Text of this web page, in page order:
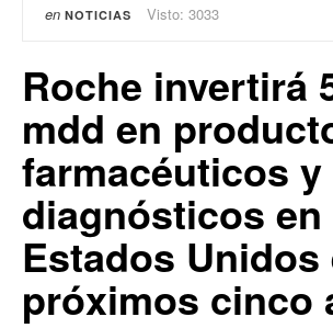
en NOTICIAS Visto: 3033
Roche invertirá
mdd en
farmacéuticos y
diagnósticos en
Estados Unidos
próximos cinco